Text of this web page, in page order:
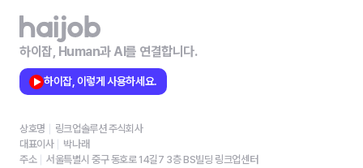
하이잡, Human과 AI를 연결합니다.
하이잡, 이렇게 사용하세요.
상호명
링크업솔루션 주식회사
대표이사
박나래
주소
서울특별시 중구 동호로 14길7 3층 BS빌딩 링크업센터